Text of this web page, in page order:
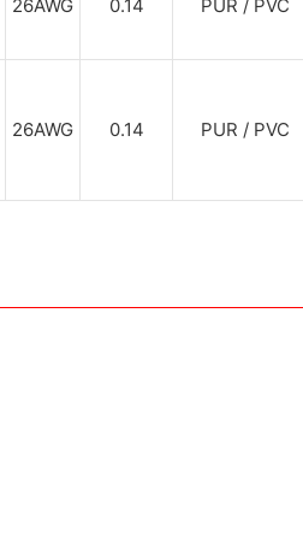
26AWG 0.14 PUR / PVC
26AWG 0.14 PUR / PVC